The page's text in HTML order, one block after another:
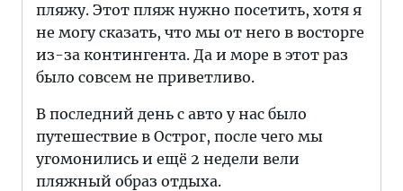
пляжу. Этот пляж нужно посетить, хотя я
не могу сказать, что мы от него в восторге
из-за контингента. Да и море в этот раз
было совсем не приветливо.
В последний день с авто у нас было
путешествие в Острог, после чего мы
угомонились и ещё 2 недели вели
пляжный образ отдыха.